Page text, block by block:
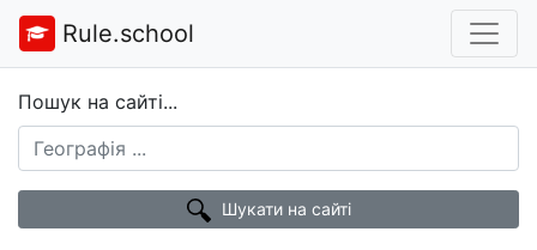
Rule.school
Пошук на сайті...
Шукати на сайті